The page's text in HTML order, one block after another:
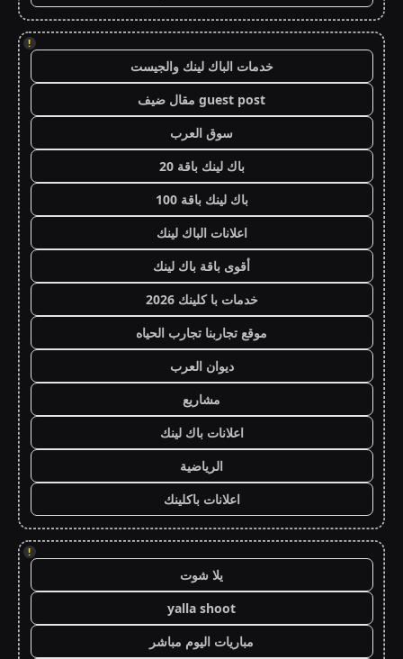
!
خدمات الباك لينك والجيست
guest post مقال ضيف
سوق العرب
باك لينك باقة 20
باك لينك باقة 100
اعلانات الباك لينك
أقوى باقة باك لينك
خدمات با كلينك 2026
موقع تجاربنا تجارب الحياه
ديوان العرب
مشاريع
اعلانات باك لينك
الرياضية
اعلانات باكلينك
!
يلا شوت
yalla shoot
مباريات اليوم مباشر